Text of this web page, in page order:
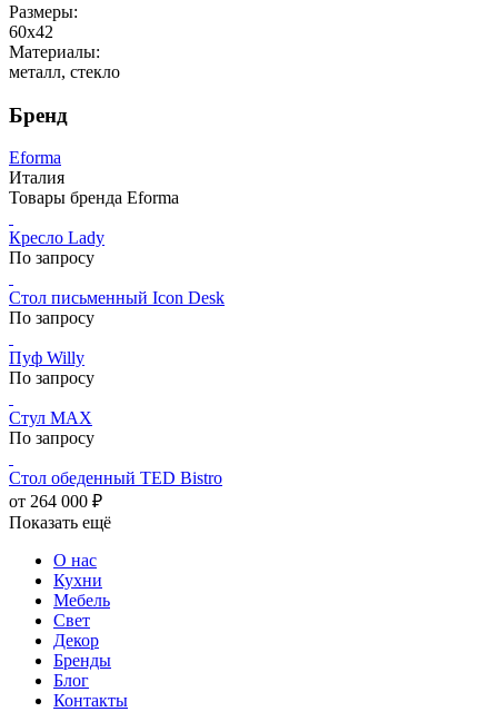
Размеры:
60х42
Материалы:
металл, стекло
Бренд
Eforma
Италия
Товары бренда Eforma
Кресло Lady
По запросу
Стол письменный Icon Desk
По запросу
Пуф Willy
По запросу
Стул MAX
По запросу
Стол обеденный TED Bistro
от 264 000 ₽
Показать ещё
О нас
Кухни
Мебель
Свет
Декор
Бренды
Блог
Контакты